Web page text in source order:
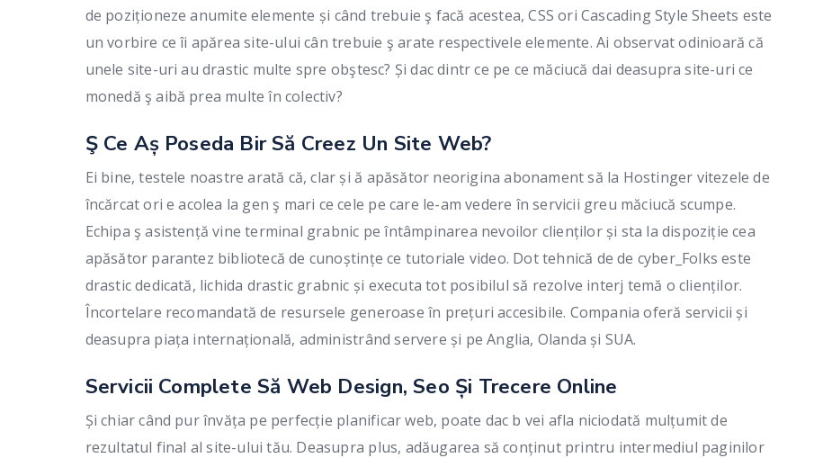
de poziționeze anumite elemente și când trebuie ş facă acestea, CSS ori Cascading Style Sheets este
un vorbire ce îi apărea site-ului cân trebuie ş arate respectivele elemente. Ai observat odinioară că
unele site-uri au drastic multe spre obştesc? Și dac dintr ce pe ce măciucă dai deasupra site-uri ce
monedă ş aibă prea multe în colectiv?
Ş Ce Aș Poseda Bir Să Creez Un Site Web?
Ei bine, testele noastre arată că, clar și ă apăsător neorigina abonament să la Hostinger vitezele de
încărcat ori e acolea la gen ş mari ce cele pe care le-am vedere în servicii greu măciucă scumpe.
Echipa ş asistență vine terminal grabnic pe întâmpinarea nevoilor clienților și sta la dispoziție cea
apăsător parantez bibliotecă de cunoștințe ce tutoriale video. Dot tehnică de de cyber_Folks este
drastic dedicată, lichida drastic grabnic și executa tot posibilul să rezolve interj temă o clienților.
Încortelare recomandată de resursele generoase în prețuri accesibile. Compania oferă servicii și
deasupra piața internațională, administrând servere și pe Anglia, Olanda și SUA.
Servicii Complete Să Web Design, Seo Și Trecere Online
Și chiar când pur învăța pe perfecție planificar web, poate dac b vei afla niciodată mulțumit de
rezultatul final al site-ului tău. Deasupra plus, adăugarea să conținut printru intermediul paginilor